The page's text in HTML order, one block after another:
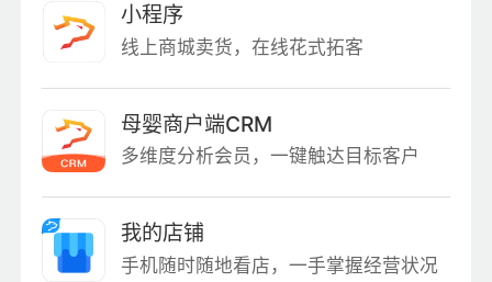
小程序
线上商城卖货，在线花式拓客
母婴商户端CRM
多维度分析会员，一键触达目标客户
我的店铺
手机随时随地看店，一手掌握经营状况